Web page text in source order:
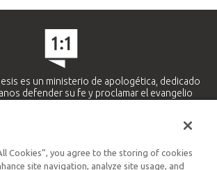
es un ministerio de apologética, dedicado
defender su fe y proclamar el evangelio
Ministerio Hispano y Latinoamericano
Cookies”, you agree to the storing of cookies
site navigation, analyze site usage, and